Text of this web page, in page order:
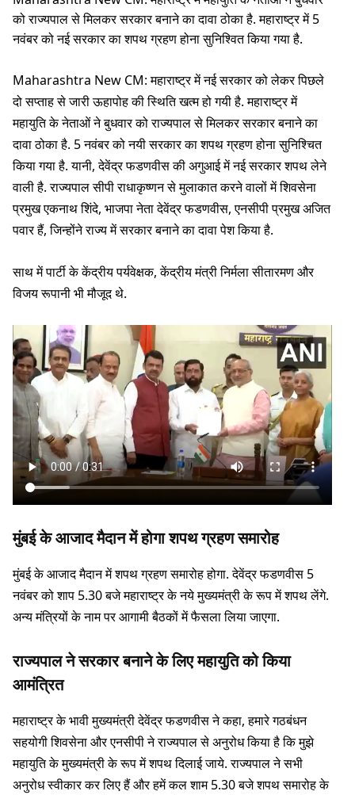
को राज्यपाल से मिलकर सरकार बनाने का दावा ठोका है. महाराष्ट्र में 5
नवंबर को नई सरकार का शपथ ग्रहण होना सुनिश्वित किया गया है.
Maharashtra New CM: महाराष्ट्र में नई सरकार को लेकर पिछले
दो सप्ताह से जारी ऊहापोह की स्थिति खत्म हो गयी है. महाराष्ट्र में
महायुति के नेताओं ने बुधवार को राज्यपाल से मिलकर सरकार बनाने का
दावा ठोका है. 5 नवंबर को नयी सरकार का शपथ ग्रहण होना सुनिश्चित
किया गया है. यानी, देवेंद्र फडणवीस की अगुआई में नई सरकार शपथ लेने
वाली है. राज्यपाल सीपी राधाकृष्णन से मुलाकात करने वालों में शिवसेना
प्रमुख एकनाथ शिंदे, भाजपा नेता देवेंद्र फडणवीस, एनसीपी प्रमुख अजित
पवार हैं, जिन्होंने राज्य में सरकार बनाने का दावा पेश किया है.
साथ में पार्टी के केंद्रीय पर्यवेक्षक, केंद्रीय मंत्री निर्मला सीतारमण और
विजय रूपानी भी मौजूद थे.
मुंबई के आजाद मैदान में होगा शपथ ग्रहण समारोह
मुंबई के आजाद मैदान में शपथ ग्रहण समारोह होगा. देवेंद्र फडणवीस 5
नवंबर को शाप 5.30 बजे महाराष्ट्र के नये मुख्यमंत्री के रूप में शपथ लेंगे.
अन्य मंत्रियों के नाम पर आगामी बैठकों में फैसला लिया जाएगा.
राज्यपाल ने सरकार बनाने के लिए महायुति को किया
आमंत्रित
महाराष्ट्र के भावी मुख्यमंत्री देवेंद्र फडणवीस ने कहा, हमारे गठबंधन
सहयोगी शिवसेना और एनसीपी ने राज्यपाल से अनुरोध किया है कि मुझे
महायुति के मुख्यमंत्री के रूप में शपथ दिलाई जाये. राज्यपाल ने सभी
अनुरोध स्वीकार कर लिए हैं और हमें कल शाम 5.30 बजे शपथ समारोह के